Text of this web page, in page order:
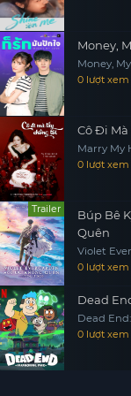
Money,
Money,
0 lượt xem
Cô Đi Mà
Marry My
0 lượt xem
Trailer
Búp Bê
Quên
Violet
0 lượt xem
Dead
Dead
0 lượt xem